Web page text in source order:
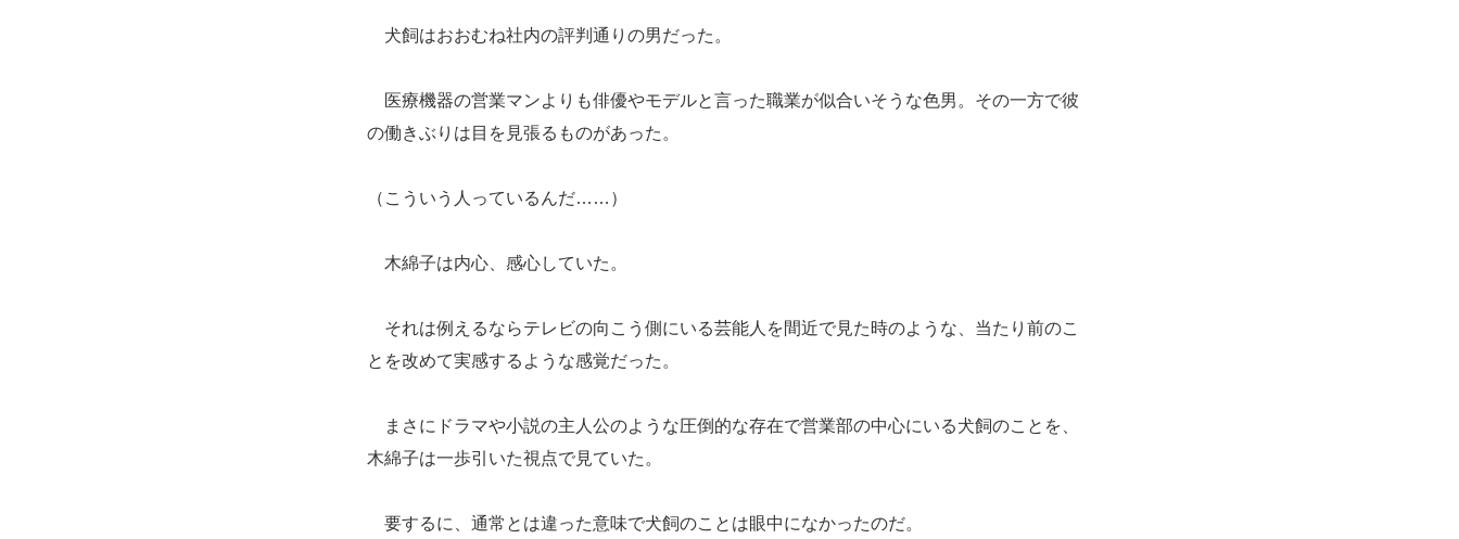
犬飼はおおむね社内の評判通りの男だった。
医療機器の営業マンよりも俳優やモデルと言った職業が似合いそうな色男。その一方で彼
の働きぶりは目を見張るものがあった。
（こういう人っているんだ……）
木綿子は内心、感心していた。
それは例えるならテレビの向こう側にいる芸能人を間近で見た時のような、当たり前のこ
とを改めて実感するような感覚だった。
まさにドラマや小説の主人公のような圧倒的な存在で営業部の中心にいる犬飼のことを、
木綿子は一歩引いた視点で見ていた。
要するに、通常とは違った意味で犬飼のことは眼中になかったのだ。